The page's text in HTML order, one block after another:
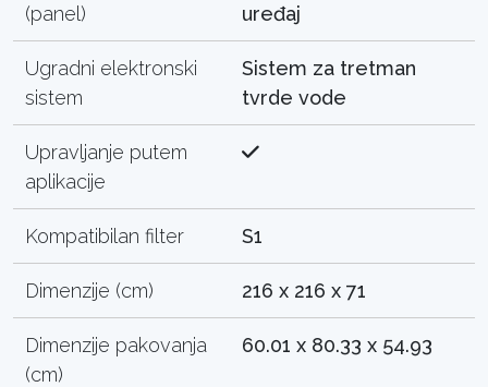
(panel)
uređaj
Ugradni elektronski
sistem
Sistem za tretman
tvrde vode
Upravljanje putem
aplikacije
Kompatibilan filter S1
Dimenzije (cm) 216 x 216 x 71
Dimenzije pakovanja
(cm)
60.01 x 80.33 x 54.93